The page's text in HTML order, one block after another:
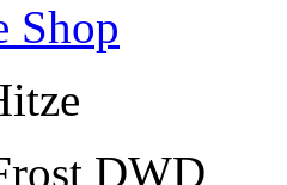
Shop